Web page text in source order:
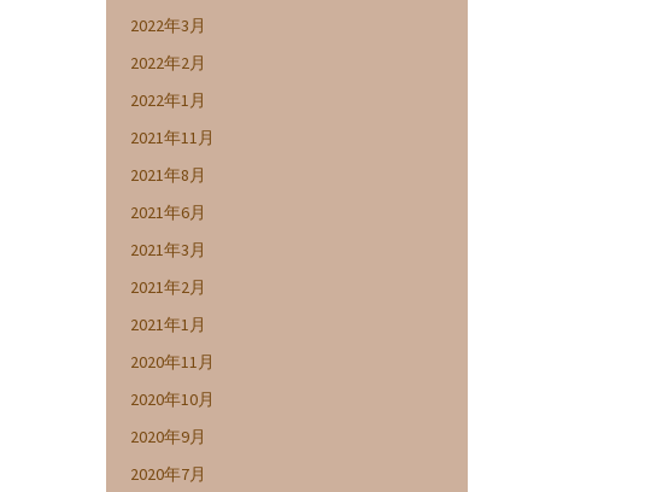
2022年3月
2022年2月
2022年1月
2021年11月
2021年8月
2021年6月
2021年3月
2021年2月
2021年1月
2020年11月
2020年10月
2020年9月
2020年7月